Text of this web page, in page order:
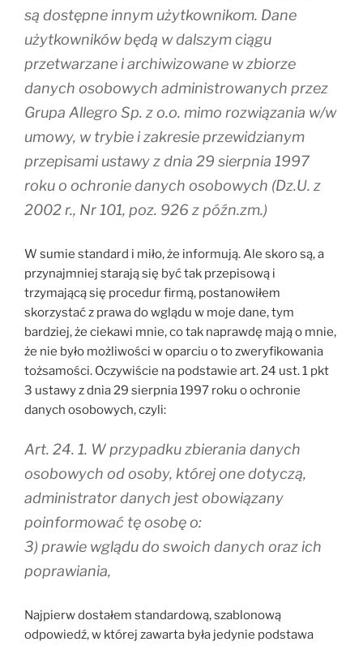
są dostępne innym użytkownikom. Dane
użytkowników będą w dalszym ciągu
przetwarzane i archiwizowane w zbiorze
danych osobowych administrowanych przez
Grupa Allegro Sp. z o.o. mimo rozwiązania w/w
umowy, w trybie i zakresie przewidzianym
przepisami ustawy z dnia 29 sierpnia 1997
roku o ochronie danych osobowych (Dz.U. z
2002 r., Nr 101, poz. 926 z późn.zm.)
W sumie standard i miło, że informują. Ale skoro są, a
przynajmniej starają się być tak przepisową i
trzymającą się procedur firmą, postanowiłem
skorzystać z prawa do wglądu w moje dane, tym
bardziej, że ciekawi mnie, co tak naprawdę mają o mnie,
że nie było możliwości w oparciu o to zweryfikowania
tożsamości. Oczywiście na podstawie art. 24 ust. 1 pkt
3 ustawy z dnia 29 sierpnia 1997 roku o ochronie
danych osobowych, czyli:
Art. 24. 1. W przypadku zbierania danych
osobowych od osoby, której one dotyczą,
administrator danych jest obowiązany
poinformować tę osobę o:
3) prawie wglądu do swoich danych oraz ich
poprawiania,
Najpierw dostałem standardową, szablonową
odpowiedź, w której zawarta była jedynie podstawa